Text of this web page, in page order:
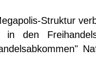
Struktur
in den